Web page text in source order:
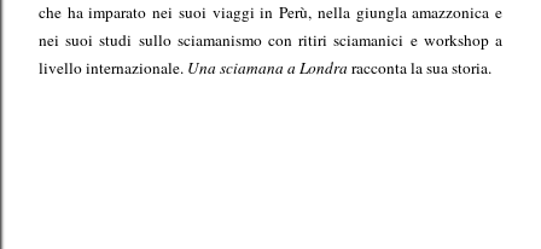
che ha imparato nei suoi viaggi in Perù, nella giungla amazzonica e
nei suoi studi sullo sciamanismo con ritiri sciamanici e workshop a
livello internazionale. Una sciamana a Londra racconta la sua storia.